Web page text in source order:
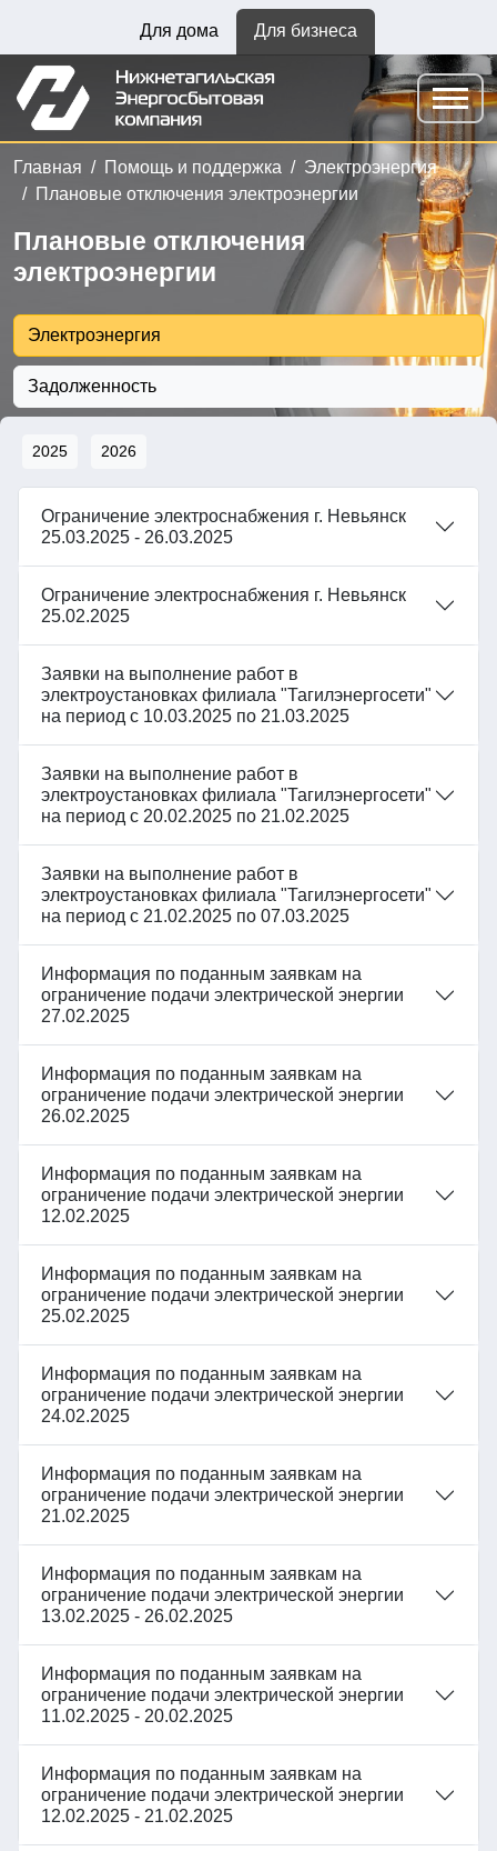
Для дома Для бизнеса
Главная Помощь и поддержка
Электроэнергия
Плановые отключения электроэнергии
Плановые отключения
электроэнергии
Электроэнергия
Задолженность
2025 2026
Ограничение электроснабжения г. Невьянск
25.03.2025 - 26.03.2025
Ограничение электроснабжения г. Невьянск
25.02.2025
Заявки на выполнение работ в
электроустановках филиала "Тагилэнергосети"
на период с 10.03.2025 по 21.03.2025
Заявки на выполнение работ в
электроустановках филиала "Тагилэнергосети"
на период с 20.02.2025 по 21.02.2025
Заявки на выполнение работ в
электроустановках филиала "Тагилэнергосети"
на период с 21.02.2025 по 07.03.2025
Информация по поданным заявкам на
ограничение подачи электрической энергии
27.02.2025
Информация по поданным заявкам на
ограничение подачи электрической энергии
26.02.2025
Информация по поданным заявкам на
ограничение подачи электрической энергии
12.02.2025
Информация по поданным заявкам на
ограничение подачи электрической энергии
25.02.2025
Информация по поданным заявкам на
ограничение подачи электрической энергии
24.02.2025
Информация по поданным заявкам на
ограничение подачи электрической энергии
21.02.2025
Информация по поданным заявкам на
ограничение подачи электрической энергии
13.02.2025 - 26.02.2025
Информация по поданным заявкам на
ограничение подачи электрической энергии
11.02.2025 - 20.02.2025
Информация по поданным заявкам на
ограничение подачи электрической энергии
12.02.2025 - 21.02.2025